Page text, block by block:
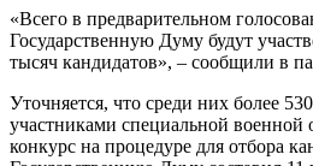
«Всего в предварительном
Государственную Думу будут
тысяч кандидатов», – сообщили в
Уточняется, что среди них более
участниками специальной
конкурс на процедуре для отбора